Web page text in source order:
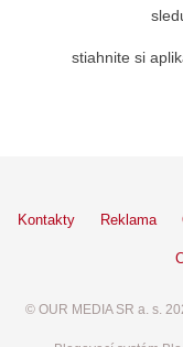
stiahnite si
Kontakty Reklama
© OUR MEDIA SR a. s.